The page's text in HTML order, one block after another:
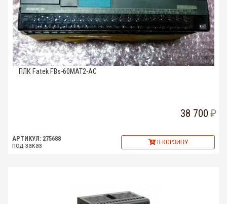
ПЛК Fatek FBs-60MAT2-AC
38 700
АРТИКУЛ: 275688
под заказ В КОРЗИНУ